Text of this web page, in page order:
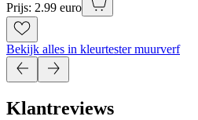
Prijs: 2.99 euro
Bekijk alles in kleurtester muurverf
Klantreviews